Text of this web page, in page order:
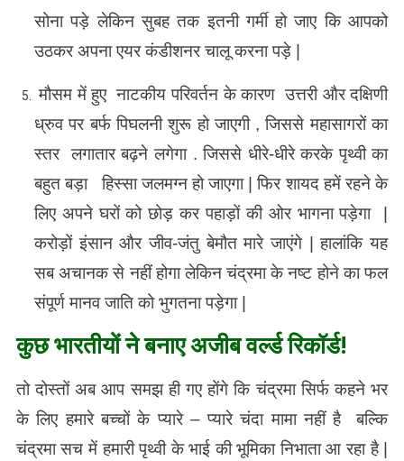
सोना पड़े लेकिन सुबह तक इतनी गर्मी हो जाए कि आपको
उठकर अपना एयर कंडीशनर चालू करना पड़े |
मौसम में हुए नाटकीय परिवर्तन के कारण उत्तरी और दक्षिणी
ध्रुव पर बर्फ पिघलनी शुरू हो जाएगी , जिससे महासागरों का
स्तर लगातार बढ़ने लगेगा . जिससे धीरे-धीरे करके पृथ्वी का
बहुत बड़ा हिस्सा जलमग्न हो जाएगा | फिर शायद हमें रहने के
लिए अपने घरों को छोड़ कर पहाड़ों की ओर भागना पड़ेगा |
करोड़ों इंसान और जीव-जंतु बेमौत मारे जाएंगे | हालांकि यह
सब अचानक से नहीं होगा लेकिन चंद्रमा के नष्ट होने का फल
संपूर्ण मानव जाति को भुगतना पड़ेगा |
कुछ भारतीयों ने बनाए अजीब वर्ल्ड रिकॉर्ड!
तो दोस्तों अब आप समझ ही गए होंगे कि चंद्रमा सिर्फ कहने भर
के लिए हमारे बच्चों के प्यारे – प्यारे चंदा मामा नहीं है बल्कि
चंद्रमा सच में हमारी पृथ्वी के भाई की भूमिका निभाता आ रहा है |